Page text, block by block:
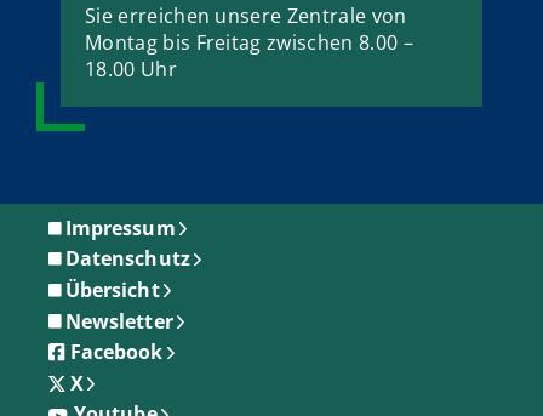
Sie erreichen unsere Zentrale von
Montag bis Freitag zwischen 8.00 –
18.00 Uhr
Impressum
Datenschutz
Übersicht
Newsletter
Facebook
X